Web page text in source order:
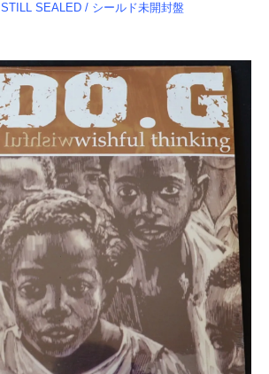
STILL SEALED / シールド未開封盤